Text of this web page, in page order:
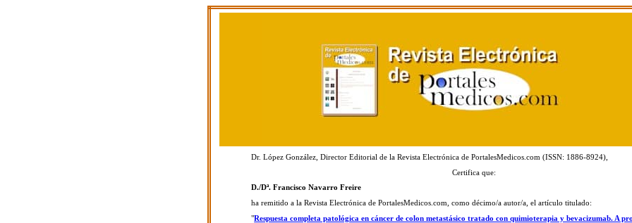
Dr. López González, Director Editorial de la Revista Electrónica de PortalesMedicos.com (ISSN: 1886-8924),
Certifica que:
D./Dª. Francisco Navarro Freire
ha remitido a la Revista Electrónica de PortalesMedicos.com, como décimo/a autor/a, el artículo titulado:
"Respuesta completa patológica en cáncer de colon metastásico tratado con quimioterapia y bevacizumab. A